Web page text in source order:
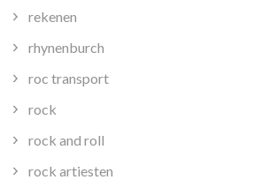
rekenen
rhynenburch
roc transport
rock
rock and roll
rock artiesten